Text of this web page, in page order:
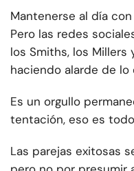
Mantenerse al día
Pero las redes
los Smiths, los
haciendo alarde de
Es un orgullo
tentación, eso es
Las parejas exitosas